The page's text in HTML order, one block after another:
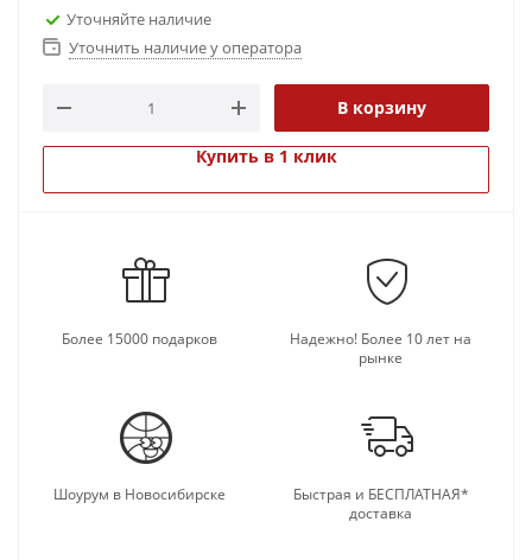
помогают в работе, делах, активизируют
иммунную работу организма и многое другое.
и родных, а также его можно подарить
руководителям и коллегам, так как камни на
сувенирах добавляют изящность и элитность
Уточняйте наличие
Уточнить наличие у оператора
В корзину
Купить в 1 клик
Более 15000 подарков
Надежно! Более 10 лет на
рынке
Шоурум в Новосибирске
Быстрая и БЕСПЛАТНАЯ*
доставка